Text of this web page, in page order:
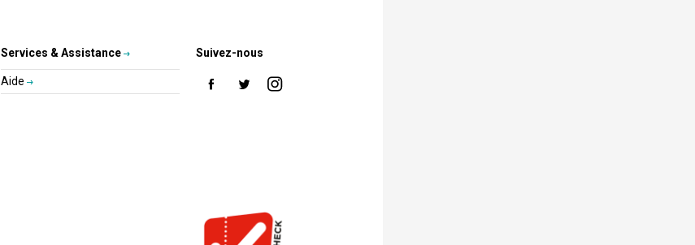
Services & Assistance
Aide
Suivez-nous